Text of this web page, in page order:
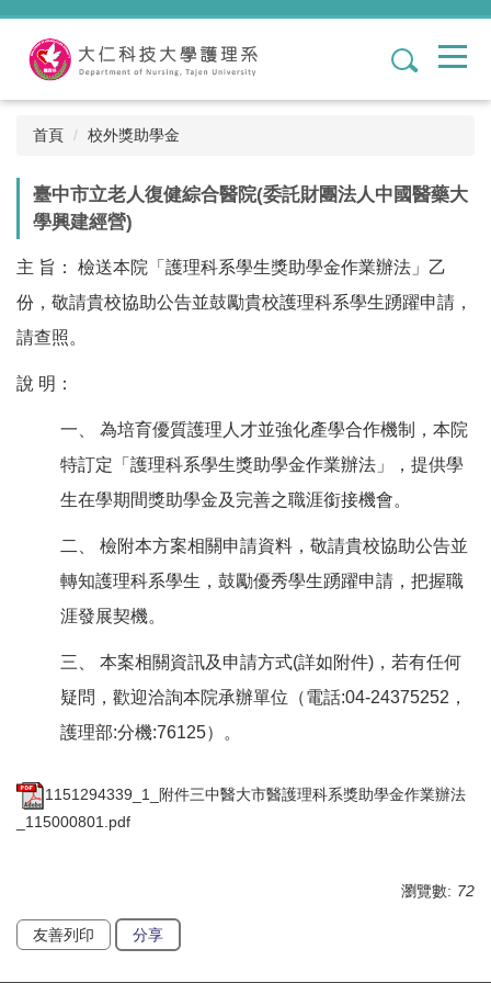
跳
內
1
首頁 校外獎助學金
臺中市立老人復健綜合醫院(委託財團法人中國醫藥大
學興建經營)
主 旨： 檢送本院「護理科系學生獎助學金作業辦法」乙
份，敬請貴校協助公告並鼓勵貴校護理科系學生踴躍申請，
請查照。
說 明：
一、 為培育優質護理人才並強化產學合作機制，本院
特訂定「護理科系學生獎助學金作業辦法」，提供學
生在學期間獎助學金及完善之職涯銜接機會。
二、 檢附本方案相關申請資料，敬請貴校協助公告並
轉知護理科系學生，鼓勵優秀學生踴躍申請，把握職
涯發展契機。
三、 本案相關資訊及申請方式(詳如附件)，若有任何
疑問，歡迎洽詢本院承辦單位（電話:04-24375252，
護理部:分機:76125）。
1151294339_1_附件三中醫大市醫護理科系獎助學金作業辦法
_115000801.pdf
瀏覽數: 72
友善列印 分享